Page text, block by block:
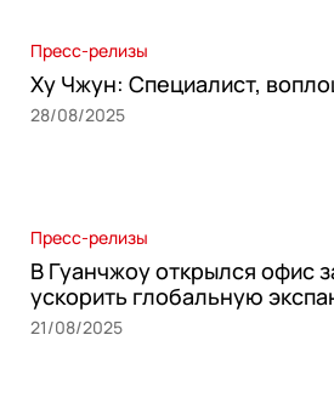
Пресс-релизы
Ху Чжун: Специалист,
28/08/2025
Пресс-релизы
В Гуанчжоу открылся офис
ускорить глобальную
21/08/2025